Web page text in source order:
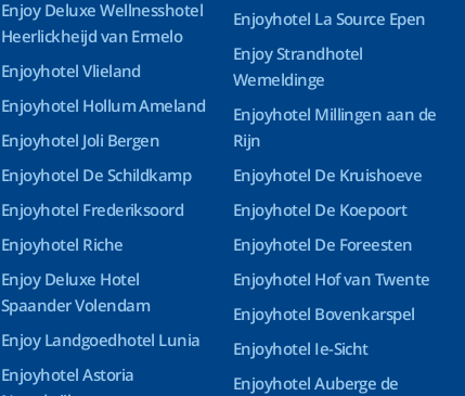
Enjoy Deluxe Wellnesshotel
Heerlickheijd van Ermelo
Enjoyhotel Vlieland
Enjoyhotel Hollum Ameland
Enjoyhotel Joli Bergen
Enjoyhotel De Schildkamp
Enjoyhotel Frederiksoord
Enjoyhotel Riche
Enjoy Deluxe Hotel
Spaander Volendam
Enjoy Landgoedhotel Lunia
Enjoyhotel Astoria
Enjoyhotel La Source Epen
Enjoy Strandhotel
Wemeldinge
Enjoyhotel Millingen aan de
Rijn
Enjoyhotel De Kruishoeve
Enjoyhotel De Koepoort
Enjoyhotel De Foreesten
Enjoyhotel Hof van Twente
Enjoyhotel Bovenkarspel
Enjoyhotel Ie-Sicht
Enjoyhotel Auberge de